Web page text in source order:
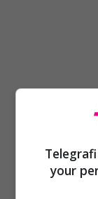
your